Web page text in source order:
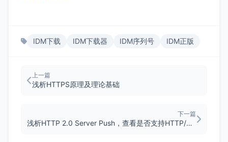
IDM下载 IDM下载器 IDM序列号 IDM正版
上一篇
浅析HTTPS原理及理论基础
下一篇
浅析HTTP 2.0 Server Push，查看是否支持HTTP/2的方法